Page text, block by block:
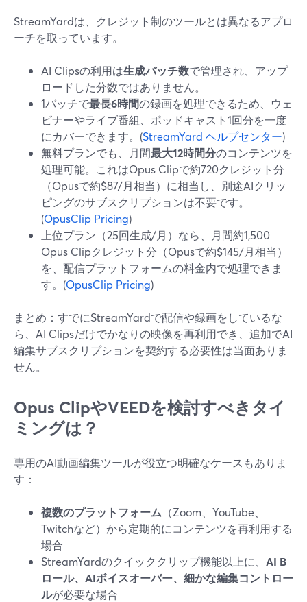
StreamYardは、クレジット制のツールとは異なるアプロ
ーチを取っています。
AI Clipsの利用は生成バッチ数で管理され、アップ
ロードした分数ではありません。
1バッチで最長6時間の録画を処理できるため、ウェ
ビナーやライブ番組、ポッドキャスト1回分を一度
にカバーできます。(StreamYard ヘルプセンター)
無料プランでも、月間最大12時間分のコンテンツを
処理可能。これはOpus Clipで約720クレジット分
（Opusで約$87/月相当）に相当し、別途AIクリッ
ピングのサブスクリプションは不要です。
(OpusClip Pricing)
上位プラン（25回生成/月）なら、月間約1,500
Opus Clipクレジット分（Opusで約$145/月相当）
を、配信プラットフォームの料金内で処理できま
す。(OpusClip Pricing)
まとめ：すでにStreamYardで配信や録画をしているな
ら、AI Clipsだけでかなりの映像を再利用でき、追加でAI
編集サブスクリプションを契約する必要性は当面ありま
せん。
Opus ClipやVEEDを検討すべきタイ
ミングは？
専用のAI動画編集ツールが役立つ明確なケースもありま
す：
複数のプラットフォーム （Zoom、YouTube、
Twitchなど）から定期的にコンテンツを再利用する
場合
StreamYardのクイッククリップ機能以上に、 AI B
ロール、AIボイスオーバー、細かな編集コントロー
ルが必要な場合